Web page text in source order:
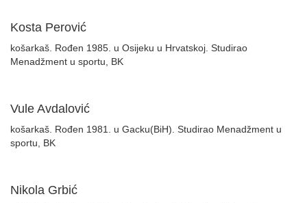
Kosta Perović
košarkaš. Rođen 1985. u Osijeku u Hrvatskoj. Studirao
Menadžment u sportu, BK
Vule Avdalović
košarkaš. Rođen 1981. u Gacku(BiH). Studirao Menadžment u
sportu, BK
Nikola Grbić